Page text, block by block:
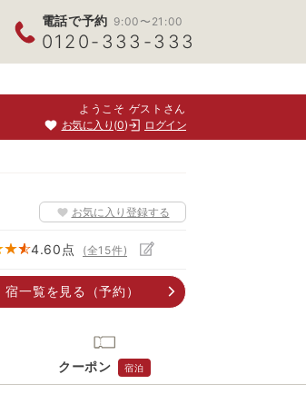
電話で予約 9:00〜21:00
0120-333-333
ようこそ ゲストさん
お気に入り 0 ログイン
お気に入り登録する
4.60 点 (全15件)
宿一覧を見る （予約）
クーポン 宿泊